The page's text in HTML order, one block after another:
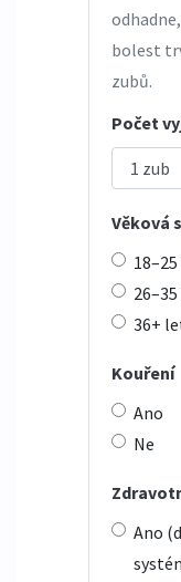
bolest
zubů.
Počet
Věková
36+
Kouření
Ano
Ne
Ano